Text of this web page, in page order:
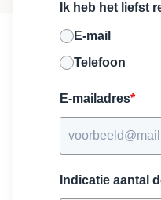
Ik heb het liefst
E-mail
Telefoon
E-mailadres*
Indicatie aantal